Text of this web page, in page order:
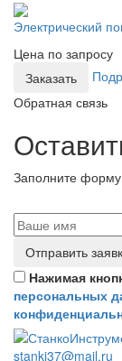
Электрический
Цена по запросу
Заказать
Обратная связь
Заполните
Отправить
Нажимая
персональных
stanki37@mail.ru